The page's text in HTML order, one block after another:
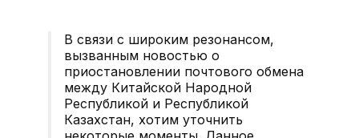
В связи с широким резонансом,
вызванным новостью о
приостановлении почтового обмена
между Китайской Народной
Республикой и Республикой
Казахстан, хотим уточнить